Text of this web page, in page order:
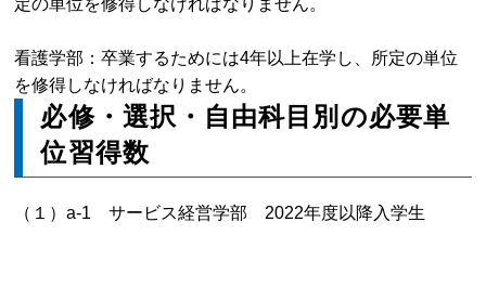
定の単位を修得しなければなりません。
看護学部：卒業するためには4年以上在学し、所定の単位
を修得しなければなりません。
必修・選択・自由科目別の必要単
位習得数
（１）a-1 サービス経営学部 2022年度以降入学生